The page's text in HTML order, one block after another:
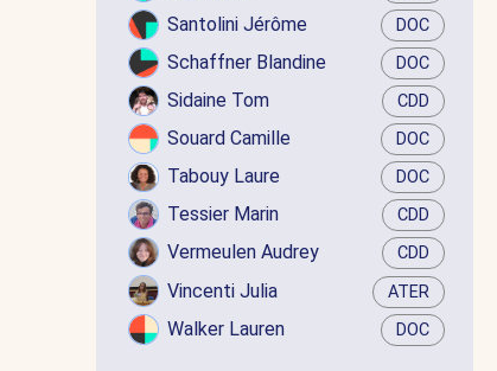
Santolini Jérôme DOC
Schaffner Blandine DOC
Sidaine Tom CDD
Souard Camille DOC
Tabouy Laure DOC
Tessier Marin CDD
Vermeulen Audrey CDD
Vincenti Julia ATER
Walker Lauren DOC